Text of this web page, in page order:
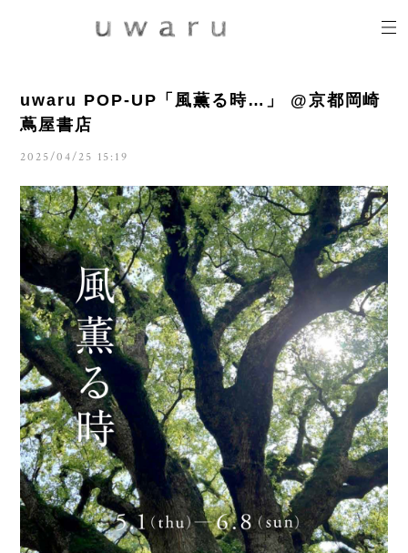
uwaru POP-UP「風薫る時…」 @京都岡崎
蔦屋書店
2025/04/25 15:19